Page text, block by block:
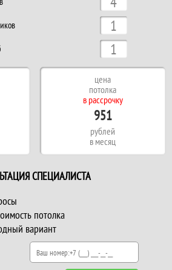
цена
потолка
в рассрочку
951
рублей
в месяц
СПЕЦИАЛИСТА
потолка
вариант